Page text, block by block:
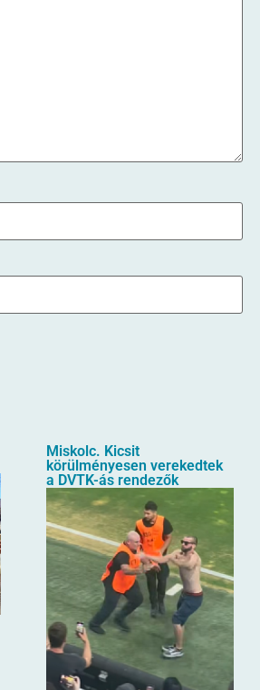
Miskolc. Kicsit
körülményesen verekedtek
a DVTK-ás rendezők